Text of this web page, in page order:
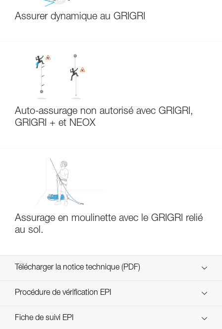
Assurer dynamique au GRIGRI
Auto-assurage non autorisé avec GRIGRI,
GRIGRI + et NEOX
Assurage en moulinette avec le GRIGRI relié
au sol.
Télécharger la notice technique (PDF)
Technical Notice
Procédure de vérification EPI
verif-EPI-assureurs à freinage assisté-procedure FR
Fiche de suivi EPI